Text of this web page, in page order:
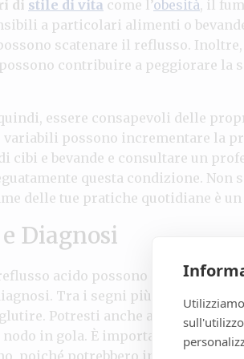
di stile di vita come l’obesità, il
a particolari alimenti o
scatenare il reflusso.
contribuire a peggiorare la
essere consapevoli delle
variabili possono incrementare la
cibi e bevande e consultare un
questa condizione.
delle tue pratiche quotidiane è
Diagnosi
acido possono manifestarsi
Tra i segni più comuni, si
Potresti anche avvertire
in gola. È importante che tu
poiché potrebbero indicare che la